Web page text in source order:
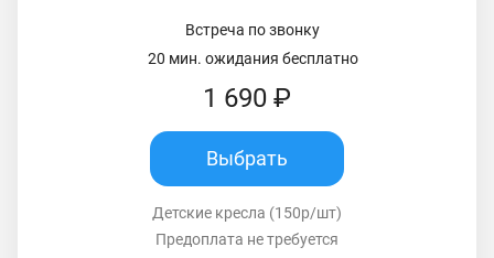
Встреча по звонку
20 мин. ожидания бесплатно
1 690 ₽
Выбрать
Детские кресла (150р/шт)
Предоплата не требуется